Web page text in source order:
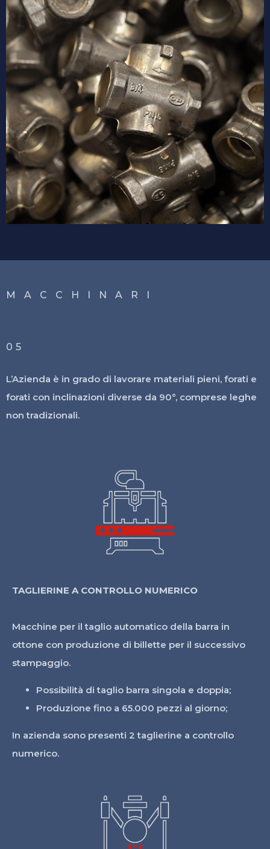
M A C C H I N A R I
05
L’Azienda è in grado di lavorare materiali pieni, forati e
forati con inclinazioni diverse da 90°, comprese leghe
non tradizionali.
TAGLIERINE A CONTROLLO NUMERICO
Macchine per il taglio automatico della barra in
ottone con produzione di billette per il successivo
stampaggio.
Possibilità di taglio barra singola e doppia;
Produzione fino a 65.000 pezzi al giorno;
In azienda sono presenti 2 taglierine a controllo
numerico.